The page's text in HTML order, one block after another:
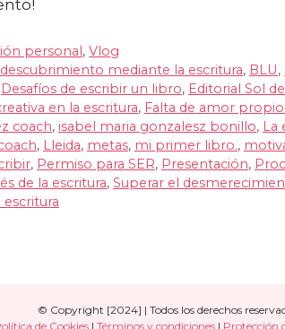
personal,Vlog
mediante la escritura, BLU,
Desafíos de escribir un libro, Editorial Sol
en la escritura, Falta de amor
coach, isabel maria gonzalesz bonillo, La
, Lleida, metas, mi primer libro.,
, Permiso para SER, Presentación,
de la escritura, Superar el
© Copyright [2024] | Todos los derechos
de Cookies| Términos y condiciones| Protección